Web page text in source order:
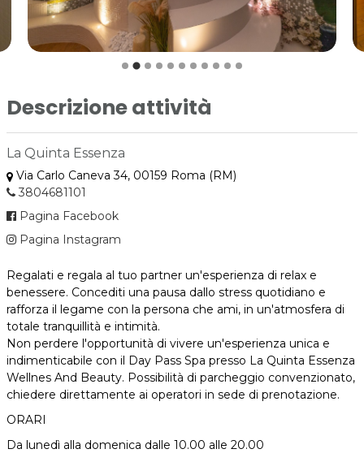
Descrizione attività
La Quinta Essenza
Via Carlo Caneva 34, 00159 Roma (RM)
3804681101
Pagina Facebook
Pagina Instagram
Regalati e regala al tuo partner un'esperienza di relax e
benessere. Concediti una pausa dallo stress quotidiano e
rafforza il legame con la persona che ami, in un'atmosfera di
totale tranquillità e intimità.
Non perdere l'opportunità di vivere un'esperienza unica e
indimenticabile con il Day Pass Spa presso La Quinta Essenza
Wellnes And Beauty. Possibilità di parcheggio convenzionato,
chiedere direttamente ai operatori in sede di prenotazione.
ORARI
Da lunedì alla domenica dalle 10.00 alle 20.00